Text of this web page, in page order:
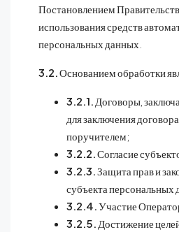
Постановлением
использования средств
персональных данных.
3.2.Основанием обработки
3.2.1. Договоры,
для заключения
поручителем;
3.2.2.Согласие
3.2.3.Защита прав и
субъекта персональных
3.2.4.Участие
3.2.5. Достижение